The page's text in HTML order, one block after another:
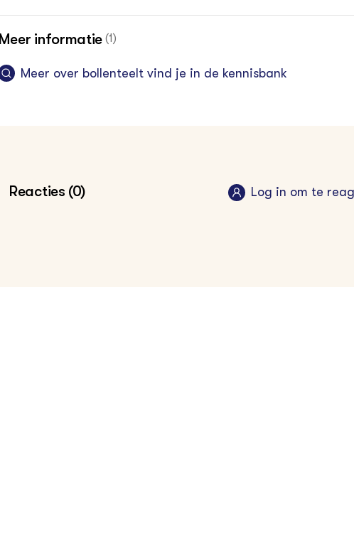
Meer informatie (1)
Meer over bollenteelt vind je in de kennisbank
Reacties (0) Log in om te